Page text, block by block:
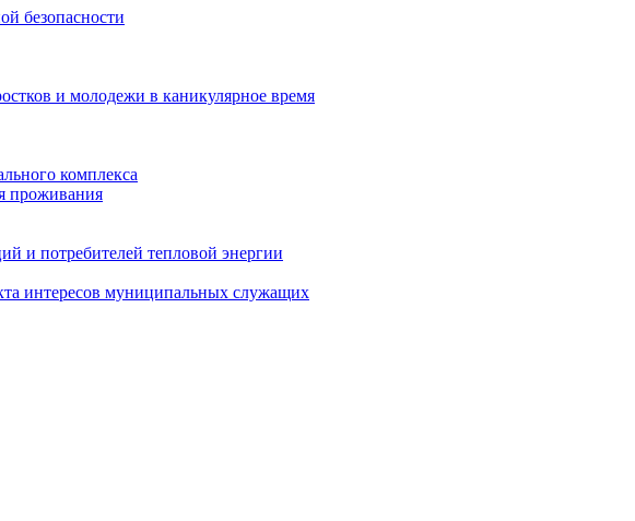
безопасности
и молодежи в каникулярное время
комплекса
проживания
и потребителей тепловой энергии
интересов муниципальных служащих